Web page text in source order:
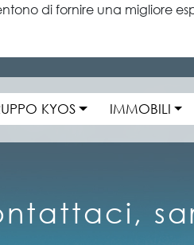
di fornire una migliore
KYOS IMMOBILI